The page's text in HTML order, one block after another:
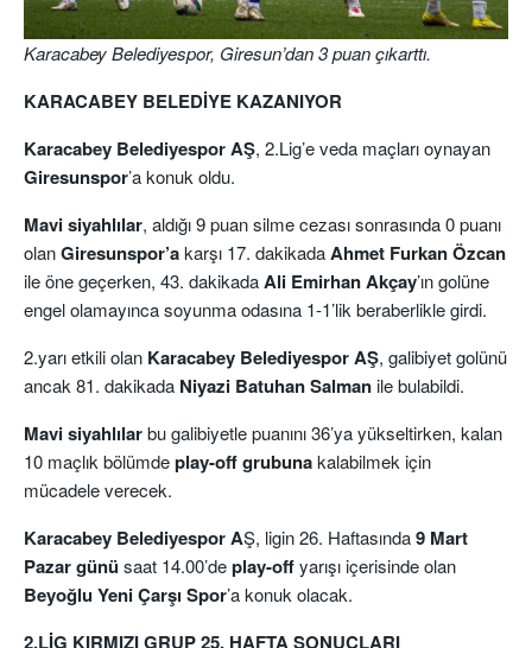
Karacabey Belediyespor, Giresun’dan 3 puan çıkarttı.
KARACABEY BELEDİYE KAZANIYOR
Karacabey Belediyespor AŞ, 2.Lig’e veda maçları oynayan
Giresunspor’a konuk oldu.
Mavi siyahlılar, aldığı 9 puan silme cezası sonrasında 0 puanı
olanGiresunspor’akarşı 17. dakikadaAhmet Furkan Özcan
ile öne geçerken, 43. dakikadaAli Emirhan Akçay’ın golüne
engel olamayınca soyunma odasına 1-1’lik beraberlikle girdi.
2.yarı etkili olan Karacabey Belediyespor AŞ, galibiyet golünü
ancak 81. dakikada Niyazi Batuhan Salmanile bulabildi.
Mavi siyahlılarbu galibiyetle puanını 36’ya yükseltirken, kalan
10 maçlık bölümdeplay-off grubunakalabilmek için
mücadele verecek.
Karacabey Belediyespor AŞ, ligin 26. Haftasında9 Mart
Pazar günüsaat 14.00’deplay-offyarışı içerisinde olan
Beyoğlu Yeni Çarşı Spor’a konuk olacak.
2.LİG KIRMIZI GRUP 25. HAFTA SONUÇLARI